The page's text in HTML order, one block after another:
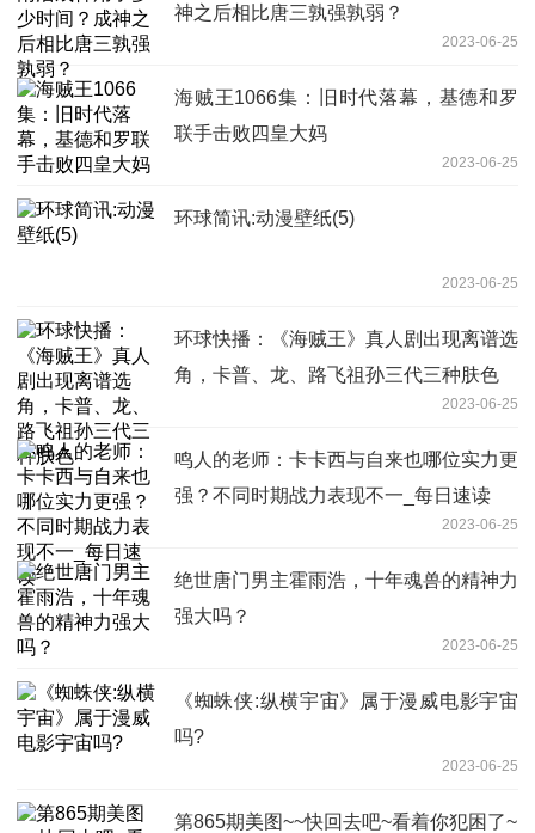
神之后相比唐三孰强孰弱？
2023-06-25
海贼王1066集：旧时代落幕，基德和罗
联手击败四皇大妈
2023-06-25
环球简讯:动漫壁纸(5)
2023-06-25
环球快播：《海贼王》真人剧出现离谱选
角，卡普、龙、路飞祖孙三代三种肤色
2023-06-25
鸣人的老师：卡卡西与自来也哪位实力更
强？不同时期战力表现不一_每日速读
2023-06-25
绝世唐门男主霍雨浩，十年魂兽的精神力
强大吗？
2023-06-25
《蜘蛛侠:纵横宇宙》属于漫威电影宇宙
吗?
2023-06-25
第865期美图~~快回去吧~看着你犯困了~